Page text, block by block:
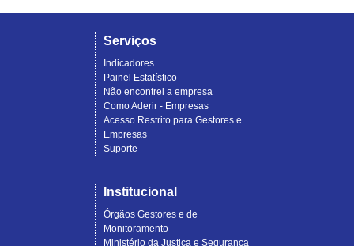
Serviços
Indicadores
Painel Estatístico
Não encontrei a empresa
Como Aderir - Empresas
Acesso Restrito para Gestores e
Empresas
Suporte
Institucional
Órgãos Gestores e de
Monitoramento
Ministério da Justiça e Segurança